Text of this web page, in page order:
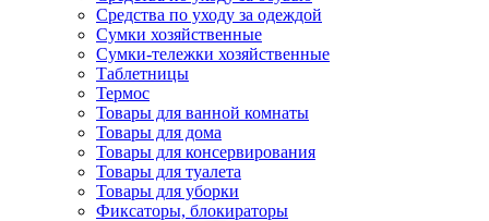
Средства по уходу за одеждой
Сумки хозяйственные
Сумки-тележки хозяйственные
Таблетницы
Термос
Товары для ванной комнаты
Товары для дома
Товары для консервирования
Товары для туалета
Товары для уборки
Фиксаторы, блокираторы